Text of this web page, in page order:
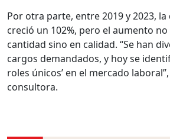
Por otra parte, entre 2019 y 2023,
creció un 102%, pero el aumento
cantidad sino en calidad. “Se han
cargos demandados, y hoy se
roles únicos’ en el mercado
consultora.